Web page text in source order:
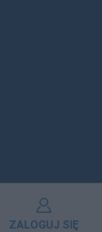
ZALOGUJ SIĘ